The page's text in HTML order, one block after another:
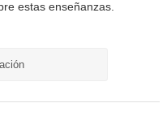
estas enseñanzas.